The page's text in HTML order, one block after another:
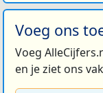
Voeg ons
Voeg
en je ziet ons